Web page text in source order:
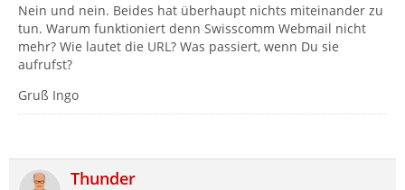
Nein und nein. Beides hat überhaupt nichts miteinander zu
tun. Warum funktioniert denn Swisscomm Webmail nicht
mehr? Wie lautet die URL? Was passiert, wenn Du sie
aufrufst?
Gruß Ingo
Thunder